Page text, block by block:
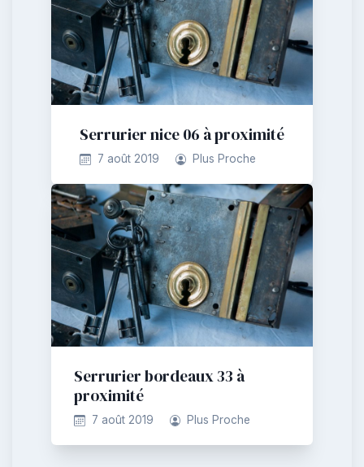
Serrurier nice 06 à proximité
7 août 2019 Plus Proche
Serrurier bordeaux 33 à
proximité
7 août 2019 Plus Proche